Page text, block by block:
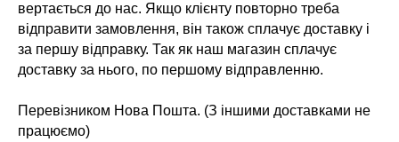
вертається до нас. Якщо клієнту повторно треба
відправити замовлення, він також сплачує доставку і
за першу відправку. Так як наш магазин сплачує
доставку за нього, по першому відправленню.
Перевізником Нова Пошта. (З іншими доставками не
працюємо)